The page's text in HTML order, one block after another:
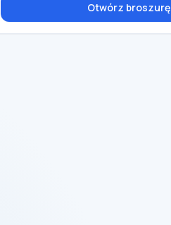
Otwórz broszurę